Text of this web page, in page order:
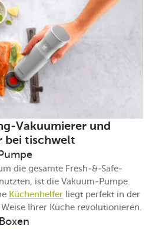
Vakuumierer und
bei tischwelt
die gesamte Fresh-&-Safe-
ist die Vakuum-Pumpe.
Küchenhelfer liegt perfekt in der
Ihrer Küche revolutionieren.